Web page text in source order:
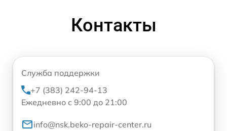
Контакты
Служба поддержки
+7 (383) 242-94-13
Ежедневно с 9:00 до 21:00
info@nsk.beko-repair-center.ru